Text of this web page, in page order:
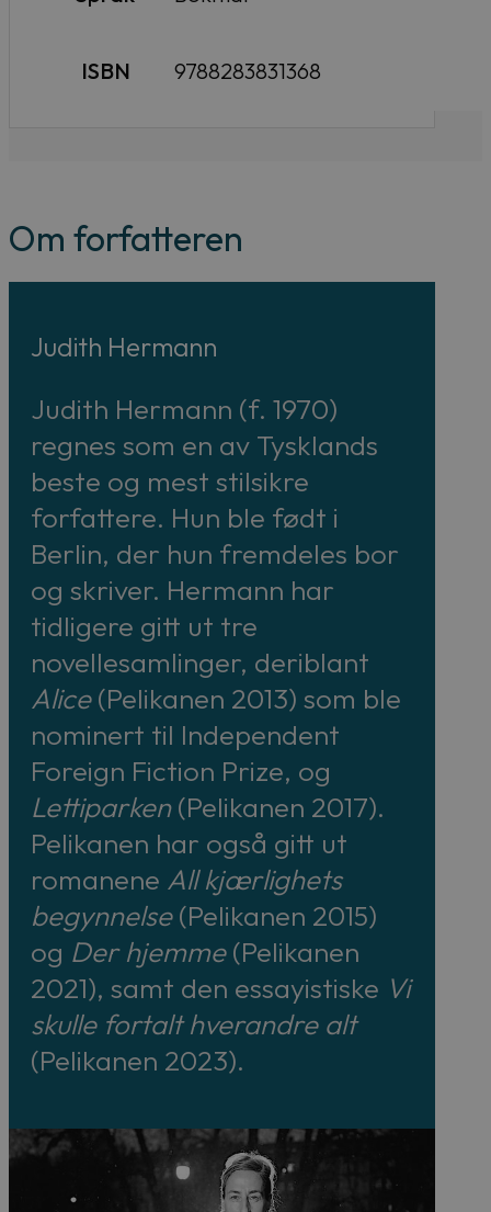
ISBN 9788283831368
Om forfatteren
Judith Hermann
Judith Hermann (f. 1970)
regnes som en av Tysklands
beste og mest stilsikre
forfattere. Hun ble født i
Berlin, der hun fremdeles bor
og skriver. Hermann har
tidligere gitt ut tre
novellesamlinger, deriblant
Alice(Pelikanen 2013) som ble
nominert til Independent
Foreign Fiction Prize, og
Lettiparken(Pelikanen 2017).
Pelikanen har også gitt ut
romanene All kjærlighets
begynnelse(Pelikanen 2015)
og Der hjemme(Pelikanen
2021), samt den essayistiske Vi
skulle fortalt hverandre alt
(Pelikanen 2023).